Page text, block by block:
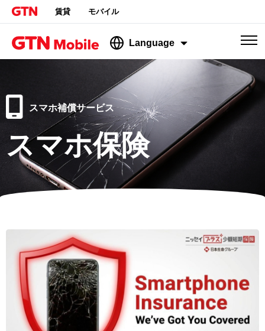
賃貸 モバイル
Language
スマホ補償サービス
スマホ保険